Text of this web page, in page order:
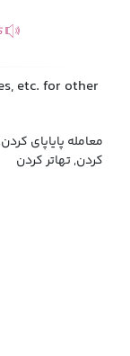
etc. for other
معامله پایاپای
کردن, تهاتر کردن